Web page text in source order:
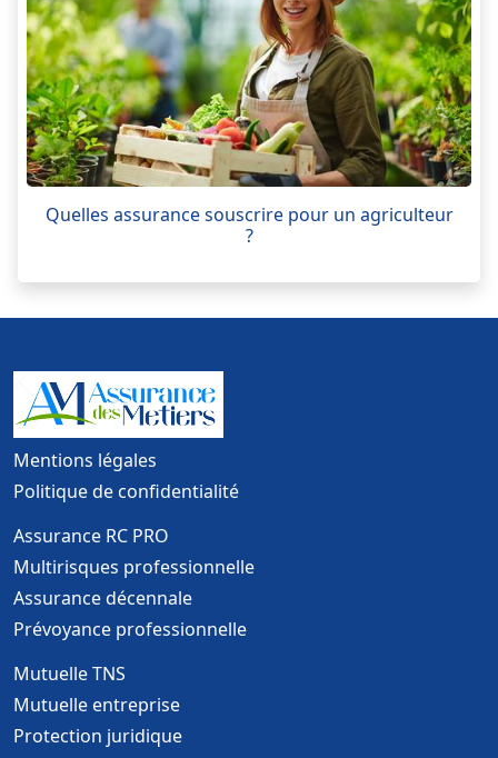
Quelles assurance souscrire pour un agriculteur
?
Mentions légales
Politique de confidentialité
Assurance RC PRO
Multirisques professionnelle
Assurance décennale
Prévoyance professionnelle
Mutuelle TNS
Mutuelle entreprise
Protection juridique